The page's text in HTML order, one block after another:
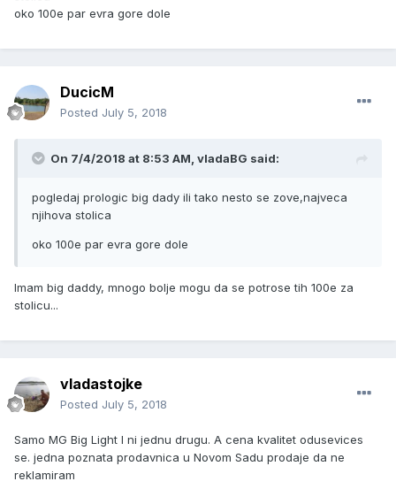
oko 100e par evra gore dole
DucicM
Posted July 5, 2018
On 7/4/2018 at 8:53 AM, vladaBG said:
pogledaj prologic big dady ili tako nesto se zove,najveca
njihova stolica
oko 100e par evra gore dole
Imam big daddy, mnogo bolje mogu da se potrose tih 100e za
stolicu...
vladastojke
Posted July 5, 2018
Samo MG Big Light I ni jednu drugu. A cena kvalitet odusevices
se. jedna poznata prodavnica u Novom Sadu prodaje da ne
reklamiram